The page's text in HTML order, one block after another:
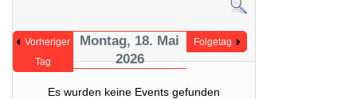
Vorheriger
Tag
Montag, 18. Mai
2026
Folgetag
Es wurden keine Events gefunden